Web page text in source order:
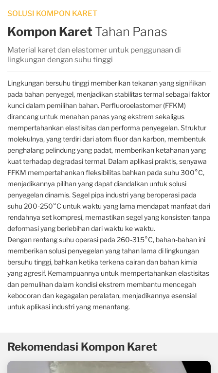
SOLUSI KOMPON KARET
Kompon Karet Tahan Panas
Material karet dan elastomer untuk penggunaan di
lingkungan dengan suhu tinggi
Lingkungan bersuhu tinggi memberikan tekanan yang signifikan
pada bahan penyegel, menjadikan stabilitas termal sebagai faktor
kunci dalam pemilihan bahan. Perfluoroelastomer (FFKM)
dirancang untuk menahan panas yang ekstrem sekaligus
mempertahankan elastisitas dan performa penyegelan. Struktur
molekulnya, yang terdiri dari atom fluor dan karbon, membentuk
penghalang pelindung yang padat, memberikan ketahanan yang
kuat terhadap degradasi termal. Dalam aplikasi praktis, senyawa
FFKM mempertahankan fleksibilitas bahkan pada suhu 300°C,
menjadikannya pilihan yang dapat diandalkan untuk solusi
penyegelan dinamis. Segel pipa industri yang beroperasi pada
suhu 200-250°C untuk waktu yang lama mendapat manfaat dari
rendahnya set kompresi, memastikan segel yang konsisten tanpa
deformasi yang berlebihan dari waktu ke waktu.
Dengan rentang suhu operasi pada 260-315°C, bahan-bahan ini
memberikan solusi penyegelan yang tahan lama di lingkungan
bersuhu tinggi, bahkan ketika terkena cairan dan bahan kimia
yang agresif. Kemampuannya untuk mempertahankan elastisitas
dan pemulihan dalam kondisi ekstrem membantu mencegah
kebocoran dan kegagalan peralatan, menjadikannya esensial
untuk aplikasi industri yang menantang.
Rekomendasi Kompon Karet